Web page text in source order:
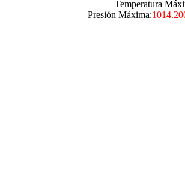
Temperatura
Presión Máxima: